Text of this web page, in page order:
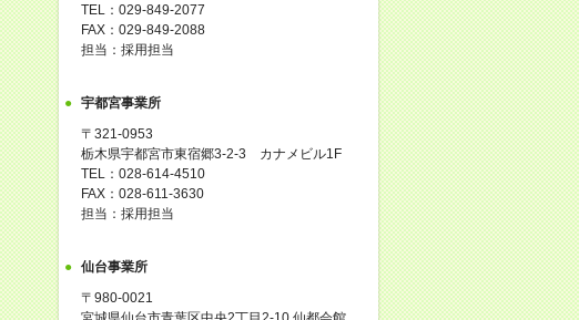
TEL：029-849-2077
FAX：029-849-2088
担当：採用担当
宇都宮事業所
〒321-0953
栃木県宇都宮市東宿郷3-2-3 カナメビル1F
TEL：028-614-4510
FAX：028-611-3630
担当：採用担当
仙台事業所
〒980-0021